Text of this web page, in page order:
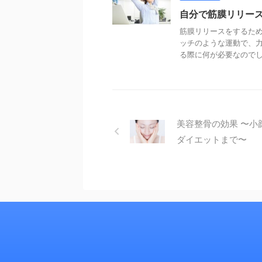
自分で筋膜リリー
筋膜リリースをするた
ッチのような運動で、
る際に何が必要なので
美容整骨の効果 〜小
ダイエットまで〜